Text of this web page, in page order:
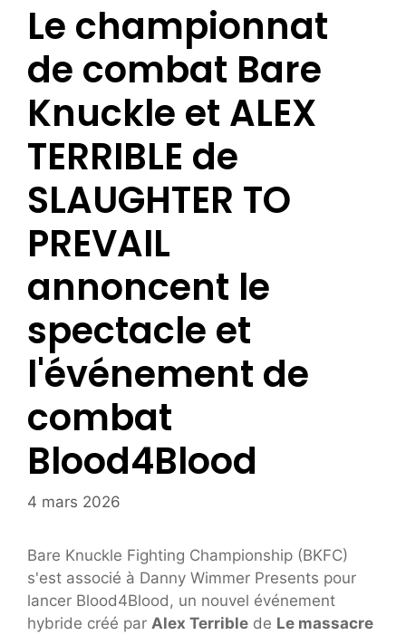
Le championnat
de combat Bare
Knuckle et ALEX
TERRIBLE de
SLAUGHTER TO
PREVAIL
annoncent le
spectacle et
l'événement de
combat
Blood4Blood
4 mars 2026
Bare Knuckle Fighting Championship (BKFC)
s'est associé à Danny Wimmer Presents pour
lancer Blood4Blood, un nouvel événement
hybride créé par Alex Terrible de Le massacre